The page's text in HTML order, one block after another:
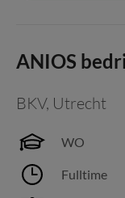
ANIOS
BKV, Utrecht
WO
Fulltime